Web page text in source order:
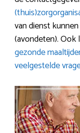
van dienst
(avondeten). Ook
gezonde
veelgestelde